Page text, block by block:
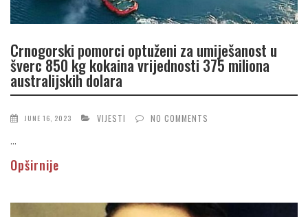
Crnogorski pomorci optuženi za umiješanost u
šverc 850 kg kokaina vrijednosti 375 miliona
australijskih dolara
JUNE 16, 2023 VIJESTI NO COMMENTS
...
Opširnije